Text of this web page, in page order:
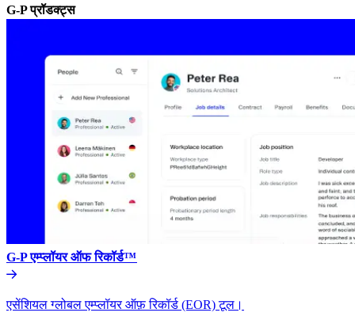
G-P प्रॉडक्ट्स​​
G-P एम्प्लॉयर ऑफ रिकॉर्ड™​​
एसेंशियल ग्लोबल एम्प्लॉयर ऑफ़ रिकॉर्ड (EOR) टूल।​​